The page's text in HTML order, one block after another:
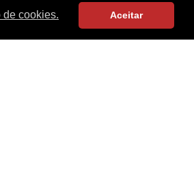
de cookies. Aceitar
COVID 19.